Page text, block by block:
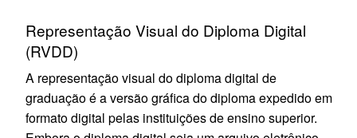
Representação Visual do Diploma Digital
(RVDD)
A representação visual do diploma digital de
graduação é a versão gráfica do diploma expedido em
formato digital pelas instituições de ensino superior.